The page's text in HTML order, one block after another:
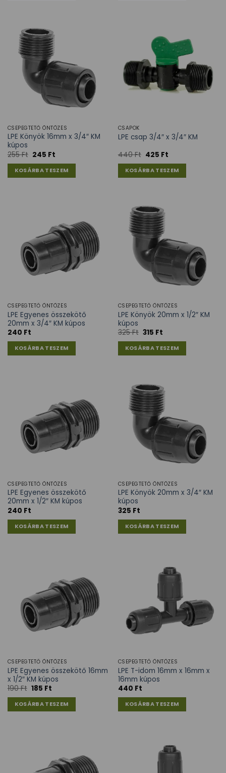
CSEPEGTETŐ ÖNTÖZÉS
LPE Könyök 16mm x 3/4″ KM
kúpos
255Ft 245 Ft
KOSÁRBA TESZEM
CSAPOK
LPE csap 3/4″ x 3/4″ KM
440Ft 425 Ft
KOSÁRBA TESZEM
CSEPEGTETŐ ÖNTÖZÉS
LPE Egyenes összekötő
20mm x 3/4″ KM kúpos
240 Ft
KOSÁRBA TESZEM
CSEPEGTETŐ ÖNTÖZÉS
LPE Könyök 20mm x 1/2″ KM
kúpos
325Ft 315 Ft
KOSÁRBA TESZEM
CSEPEGTETŐ ÖNTÖZÉS
LPE Egyenes összekötő
20mm x 1/2″ KM kúpos
240 Ft
KOSÁRBA TESZEM
CSEPEGTETŐ ÖNTÖZÉS
LPE Könyök 20mm x 3/4″ KM
kúpos
325 Ft
KOSÁRBA TESZEM
CSEPEGTETŐ ÖNTÖZÉS
LPE Egyenes összekötő 16mm
x 1/2″ KM kúpos
190Ft 185 Ft
KOSÁRBA TESZEM
CSEPEGTETŐ ÖNTÖZÉS
LPE T-idom 16mm x 16mm x
16mm kúpos
440 Ft
KOSÁRBA TESZEM